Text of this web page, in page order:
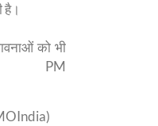
है।
को भी
PM